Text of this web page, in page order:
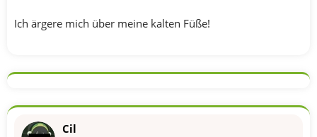
Ich ärgere mich über meine kalten Füße!
Cil